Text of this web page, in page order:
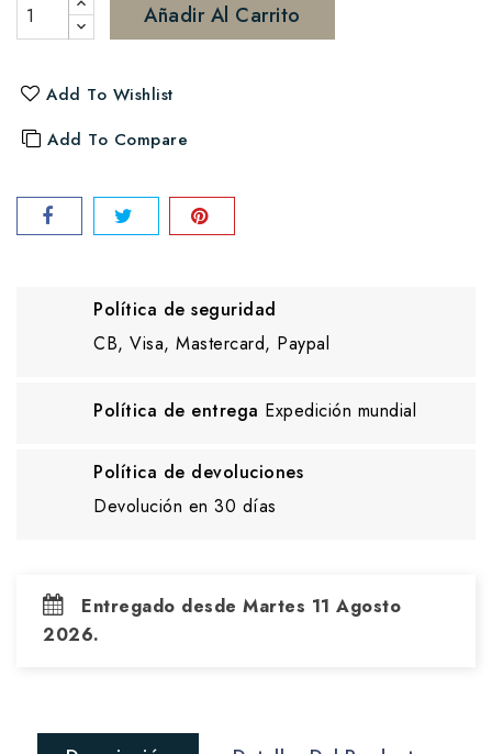
Añadir Al Carrito
Add To Wishlist
Add To Compare
Política de seguridad
CB, Visa, Mastercard, Paypal
Política de entrega Expedición mundial
Política de devoluciones
Devolución en 30 días
Entregado desde Martes 11 Agosto
2026.